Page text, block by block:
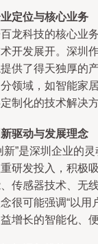
定位与核心业务
龙科技的核心业
开发展开。深圳
供了得天独厚的
领域，如智能家
制化的技术解决
驱动与发展理念
新”是深圳企业的
研发投入，积极
传感器技术、无
很可能强调“以用
增长的智能化、